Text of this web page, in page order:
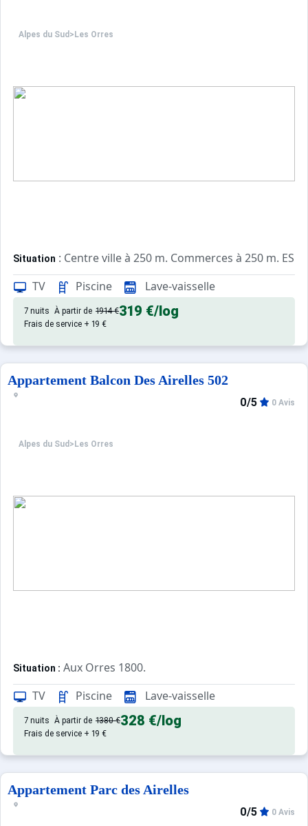
Alpes du Sud > Les Orres
Situation : Centre ville à 250 m. Commerces à 250 m. ESF
Appartement de particulier : Appartements confortables et
TV Piscine Lave-vaisselle
7 nuits À partir de 1914 €319 €/log
Frais de service + 19 €
Appartement Balcon Des Airelles 502
Alpes du Sud > Les Orres
0/5 0 Avis
Situation : Aux Orres 1800.
Appartement de particulier :Confortable et tout équipé.
TV Piscine Lave-vaisselle
7 nuits À partir de 1380 €328 €/log
Frais de service + 19 €
Appartement Parc des Airelles
0/5 0 Avis